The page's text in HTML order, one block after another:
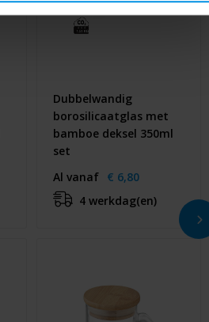
Dubbelwandig
borosilicaatglas met
bamboe deksel 350ml
set
Al vanaf € 6,80
4 werkdag(en)